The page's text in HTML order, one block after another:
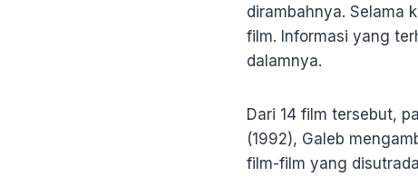
dirambahnya. Selama
film. Informasi yang
dalamnya.
Dari 14 film tersebut,
(1992), Galeb
film-film yang